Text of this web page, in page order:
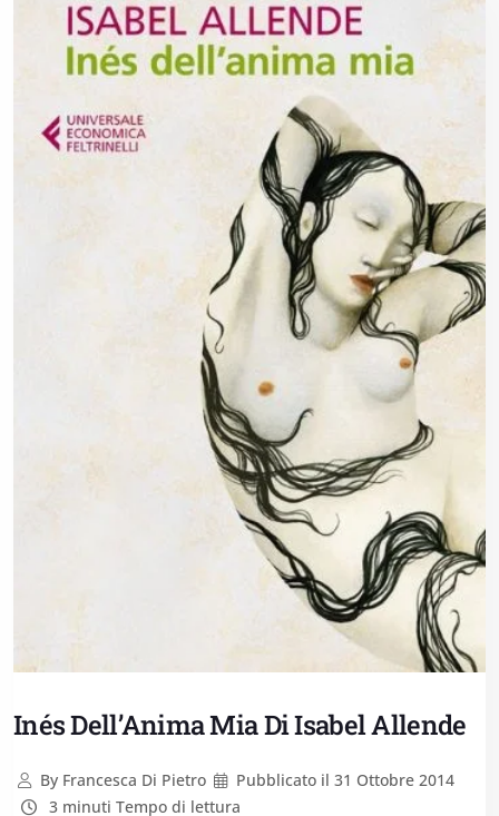
Inés Dell’Anima Mia Di Isabel Allende
ByFrancesca Di Pietro Pubblicato il 31 Ottobre 2014
3 minuti Tempo di lettura